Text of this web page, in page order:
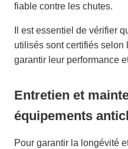
fiable contre les chutes.
Il est essentiel de vérifier
utilisés sont certifiés selon
garantir leur performance
Entretien et
équipements
Pour garantir la longévité